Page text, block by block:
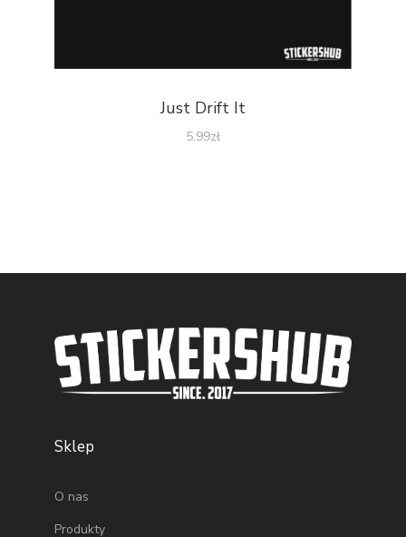
Just Drift It
5.99zł
Sklep
O nas
Produkty